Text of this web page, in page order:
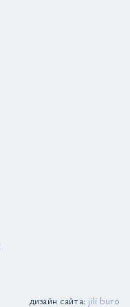
дизайн сайта: jili buro